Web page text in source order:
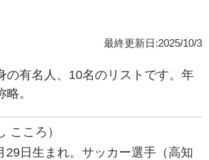
最終更新日:2025/10/3
の有名人、10名のリストです。年
。
こころ）
29日生まれ。サッカー選手（高知